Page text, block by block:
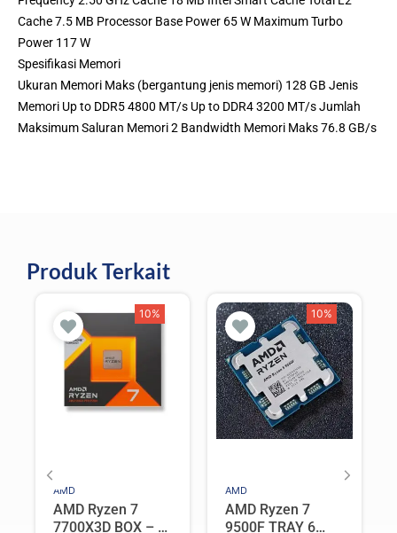
Cache 7.5 MB Processor Base Power 65 W Maximum Turbo
Power 117 W
Spesifikasi Memori
Ukuran Memori Maks (bergantung jenis memori) 128 GB Jenis
Memori Up to DDR5 4800 MT/s Up to DDR4 3200 MT/s Jumlah
Maksimum Saluran Memori 2 Bandwidth Memori Maks 76.8 GB/s
Produk Terkait
10%
AMD
AMD Ryzen 7
7700X3D BOX – 8
10%
AMD
AMD Ryzen 7
9500F TRAY 6